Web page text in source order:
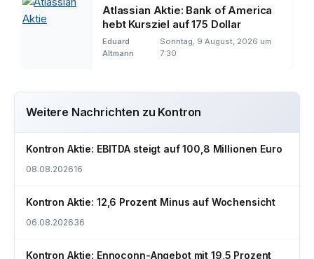
Atlassian Aktie: Bank of America
hebt Kursziel auf 175 Dollar
Eduard
Altmann
Sonntag, 9 August, 2026 um
7:30
Weitere Nachrichten zu Kontron
Kontron Aktie: EBITDA steigt auf 100,8 Millionen Euro
08.08.202616
Kontron Aktie: 12,6 Prozent Minus auf Wochensicht
06.08.202636
Kontron Aktie: Ennoconn-Angebot mit 19,5 Prozent